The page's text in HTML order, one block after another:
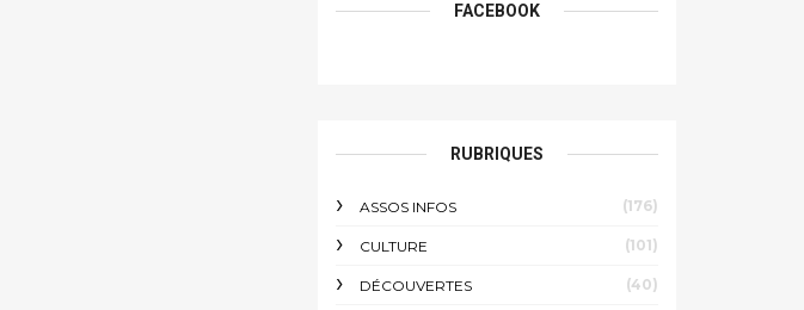
FACEBOOK
RUBRIQUES
ASSOS INFOS (176)
CULTURE (101)
DÉCOUVERTES (40)